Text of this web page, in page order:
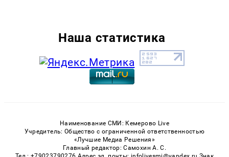
Наша статистика
Наименование СМИ: Кемерово Live
Учредитель: Общество с ограниченной ответственностью
«Лучшие Медиа Решения»
Главный редактор: Самохин А. С.